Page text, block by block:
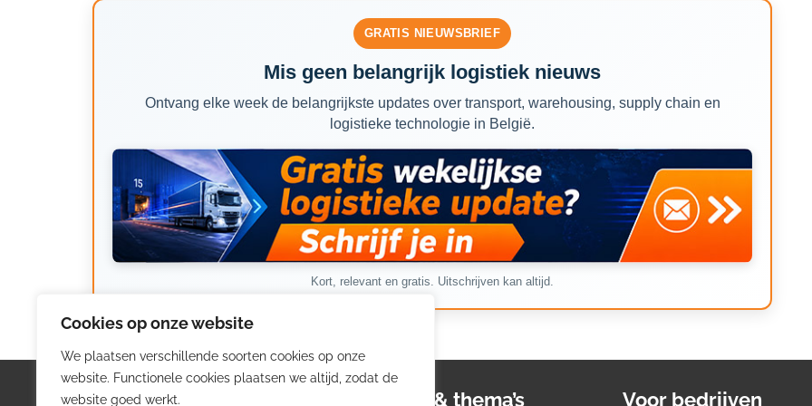
Cookies op onze website
We plaatsen verschillende soorten cookies op onze
website. Functionele cookies plaatsen we altijd, zodat de
website goed werkt.
GRATIS NIEUWSBRIEF
Mis geen belangrijk logistiek nieuws
Ontvang elke week de belangrijkste updates over transport, warehousing, supply chain en
logistieke technologie in België.
Kort, relevant en gratis. Uitschrijven kan altijd.
Logistiek.be Nieuws & thema’s Voor bedrijven